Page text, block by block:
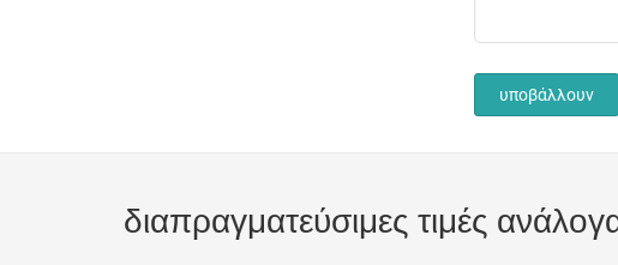
υποβάλλουν
διαπραγματεύσιμες τιμές